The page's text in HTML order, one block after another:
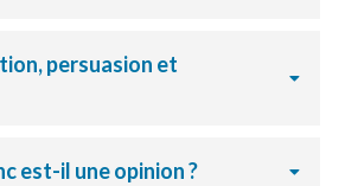
persuasion et
est-il une opinion ?